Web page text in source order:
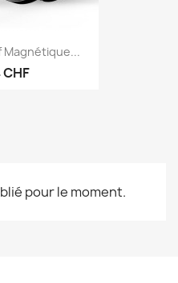
pour le moment.